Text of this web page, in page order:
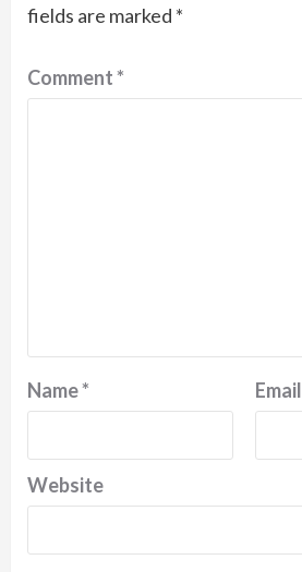
fields are marked *
Comment*
Name* Email
Website